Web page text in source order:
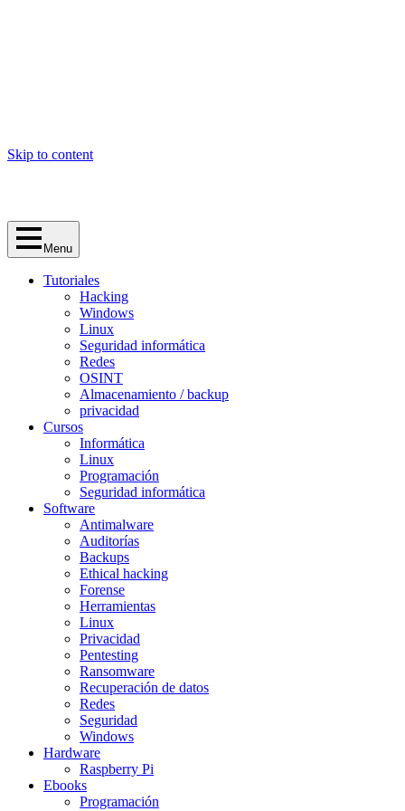
Skip to content
Menu
Tutoriales
Hacking
Windows
Linux
Seguridad informática
Redes
OSINT
Almacenamiento / backup
privacidad
Cursos
Informática
Linux
Programación
Seguridad informática
Software
Antimalware
Auditorías
Backups
Ethical hacking
Forense
Herramientas
Linux
Privacidad
Pentesting
Ransomware
Recuperación de datos
Redes
Seguridad
Windows
Hardware
Raspberry Pi
Ebooks
Programación